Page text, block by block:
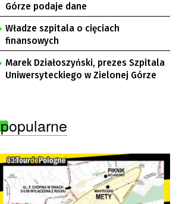
Górze podaje dane
Władze szpitala o cięciach
finansowych
Marek Działoszyński, prezes Szpitala
Uniwersyteckiego w Zielonej Górze
popularne